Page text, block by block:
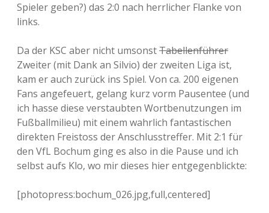
Spieler geben?) das 2:0 nach herrlicher Flanke von
links.
Da der KSC aber nicht umsonstTabellenführer
Zweiter (mit Dank an Silvio) der zweiten Liga ist,
kam er auch zurück ins Spiel. Von ca. 200 eigenen
Fans angefeuert, gelang kurz vorm Pausentee (und
ich hasse diese verstaubten Wortbenutzungen im
Fußballmilieu) mit einem wahrlich fantastischen
direkten Freistoss der Anschlusstreffer. Mit 2:1 für
den VfL Bochum ging es also in die Pause und ich
selbst aufs Klo, wo mir dieses hier entgegenblickte:
[photopress:bochum_026.jpg,full,centered]